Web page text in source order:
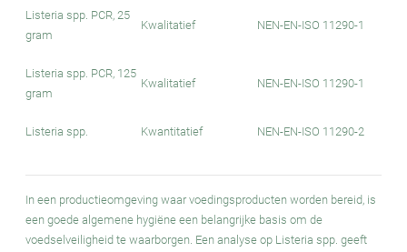
Listeria spp. PCR, 25
gram
Kwalitatief NEN-EN-ISO 11290-1
Listeria spp. PCR, 125
gram
Kwalitatief NEN-EN-ISO 11290-1
Listeria spp. Kwantitatief NEN-EN-ISO 11290-2
In een productieomgeving waar voedingsproducten worden bereid, is
een goede algemene hygiëne een belangrijke basis om de
voedselveiligheid te waarborgen. Een analyse op Listeria spp. geeft